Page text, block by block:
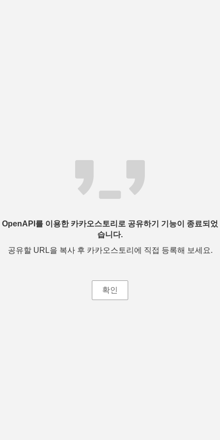
OpenAPI를 이용한 카카오스토리로 공유하기 기능이 종료되었
습니다.
공유할 URL을 복사 후 카카오스토리에 직접 등록해 보세요.
확인